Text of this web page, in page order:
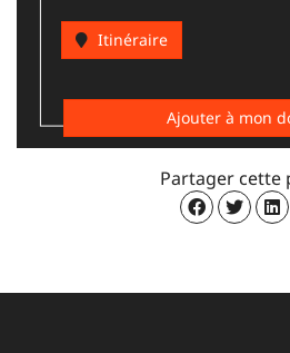
Itinéraire
Ajouter à mon
Partager cette